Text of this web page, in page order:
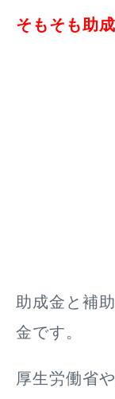
そもそも助
助成金と補
金です。
厚生労働省